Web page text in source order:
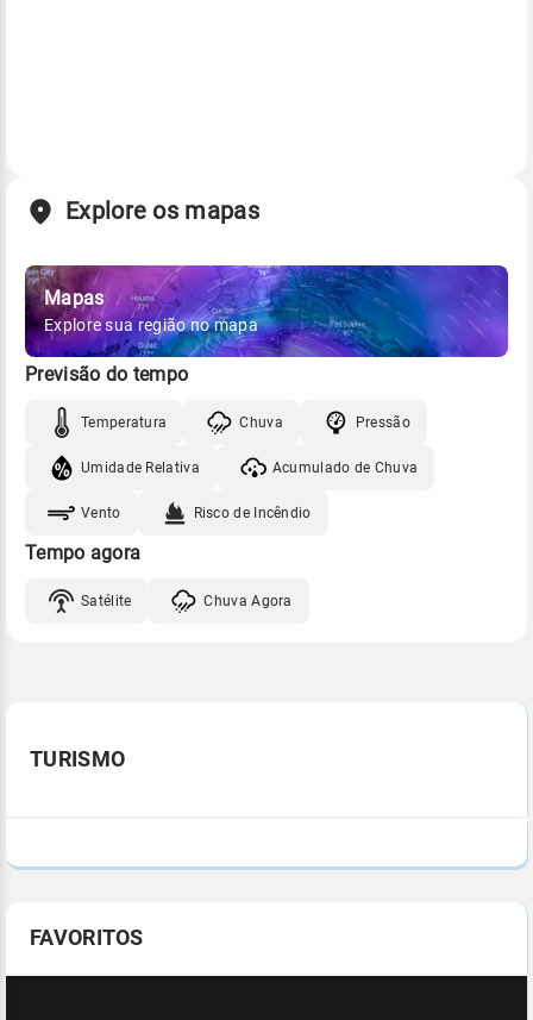
Explore os mapas
Mapas
Explore sua região no mapa
Previsão do tempo
Temperatura Chuva Pressão
Umidade Relativa Acumulado de Chuva
Vento Risco de Incêndio
Tempo agora
Satélite Chuva Agora
TURISMO
FAVORITOS